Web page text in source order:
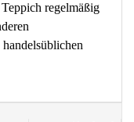
regelmäßig